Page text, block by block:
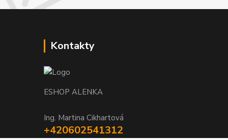
Kontakty
ESHOP ALENKA
Ing. Martina Cikhartová
+420602541312